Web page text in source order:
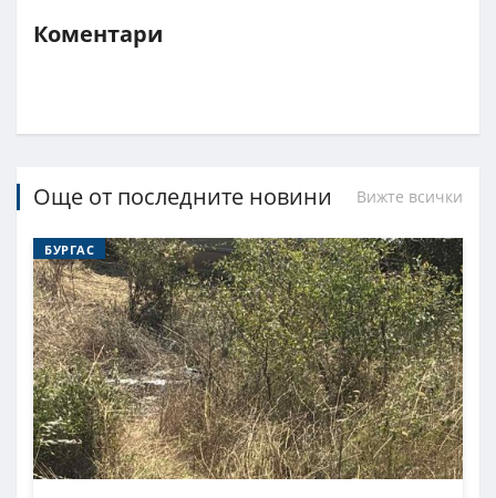
Коментари
Още от последните новини Вижте всички
БУРГАС